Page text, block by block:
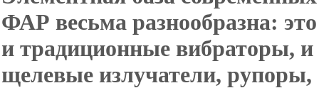
ФАР весьма разнообразна: это
и традиционные вибраторы, и
щелевые излучатели, рупоры,